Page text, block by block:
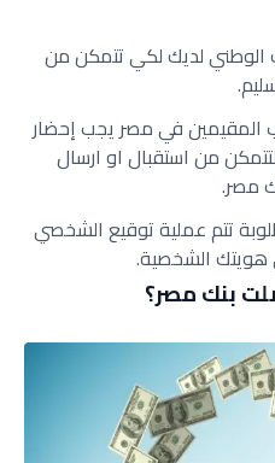
الوطني لديك لكي تتمكن من
المقيمين في مصر يجب إحضار
من استقبال او ارسال
مصر.
تتم عملية توقيع الشخصي
هويتك الشخصية.
بنك مصر؟